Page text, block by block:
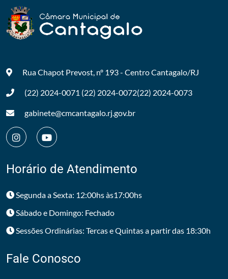
Rua Chapot Prevost, nº 193 - CentroCantagalo/RJ
(22) 2024-0071 (22) 2024-0072(22) 2024-0073
gabinete@cmcantagalo.rj.gov.br
Horário de Atendimento
Segunda a Sexta: 12:00hs às17:00hs
Sábado e Domingo: Fechado
Sessões Ordinárias: Tercas e Quintas a partir das 18:30h
Fale Conosco